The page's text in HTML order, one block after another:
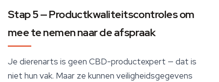
Stap 5 — Productkwaliteitscontroles om
mee te nemen naar de afspraak
Je dierenarts is geen CBD-productexpert — dat is
niet hun vak. Maar ze kunnen veiligheidsgegevens